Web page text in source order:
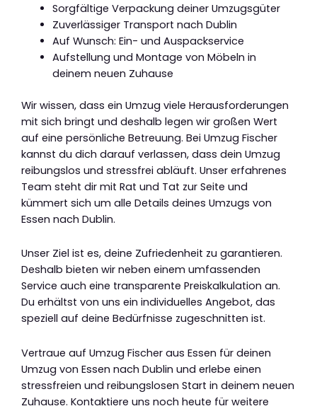
Sorgfältige Verpackung deiner Umzugsgüter
Zuverlässiger Transport nach Dublin
Auf Wunsch: Ein- und Auspackservice
Aufstellung und Montage von Möbeln in
deinem neuen Zuhause
Wir wissen, dass ein Umzug viele Herausforderungen
mit sich bringt und deshalb legen wir großen Wert
auf eine persönliche Betreuung. Bei Umzug Fischer
kannst du dich darauf verlassen, dass dein Umzug
reibungslos und stressfrei abläuft. Unser erfahrenes
Team steht dir mit Rat und Tat zur Seite und
kümmert sich um alle Details deines Umzugs von
Essen nach Dublin.
Unser Ziel ist es, deine Zufriedenheit zu garantieren.
Deshalb bieten wir neben einem umfassenden
Service auch eine transparente Preiskalkulation an.
Du erhältst von uns ein individuelles Angebot, das
speziell auf deine Bedürfnisse zugeschnitten ist.
Vertraue auf Umzug Fischer aus Essen für deinen
Umzug von Essen nach Dublin und erlebe einen
stressfreien und reibungslosen Start in deinem neuen
Zuhause. Kontaktiere uns noch heute für weitere